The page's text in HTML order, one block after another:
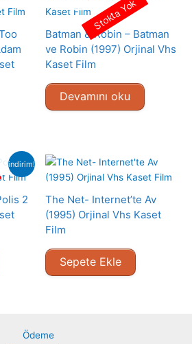
Batman & Robin – Batman
ve Robin (1997) Orjinal Vhs
Kaset Film
Devamını oku
Stokta Yok
indirim!
2
The Net- Internet’te Av
(1995) Orjinal Vhs Kaset
Film
Sepete Ekle
Ödeme